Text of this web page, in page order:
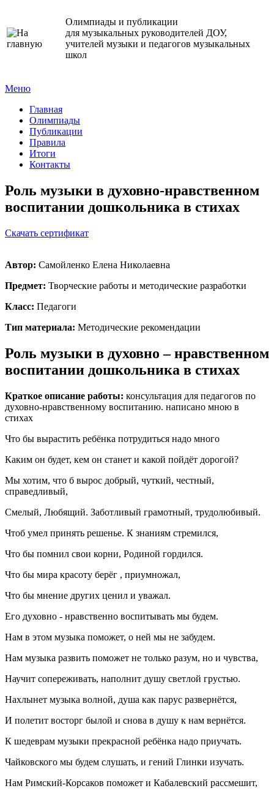
Олимпиады и публикации
для музыкальных руководителей ДОУ,
учителей музыки и педагогов музыкальных
школ
Меню
Главная
Олимпиады
Публикации
Правила
Итоги
Контакты
Роль музыки в духовно-нравственном
воспитании дошкольника в стихах
Cкачать сертификат
Автор: Самойленко Елена Николаевна
Предмет: Творческие работы и методические разработки
Класс: Педагоги
Тип материала: Методические рекомендации
Роль музыки в духовно – нравственном
воспитании дошкольника в стихах
Краткое описание работы: консультация для педагогов по
духовно-нравственному воспитанию. написано мною в
стихах
Что бы вырастить ребёнка потрудиться надо много
Каким он будет, кем он станет и какой пойдёт дорогой?
Мы хотим, что б вырос добрый, чуткий, честный,
справедливый,
Смелый, Любящий. Заботливый грамотный, трудолюбивый.
Чтоб умел принять решенье. К знаниям стремился,
Что бы помнил свои корни, Родиной гордился.
Что бы мира красоту берёг , приумножал,
Что бы мнение других ценил и уважал.
Его духовно - нравственно воспитывать мы будем.
Нам в этом музыка поможет, о ней мы не забудем.
Нам музыка развить поможет не только разум, но и чувства,
Научит сопереживать, наполнит душу светлой грустью.
Нахлынет музыка волной, душа как парус развернётся,
И полетит восторг былой и снова в душу к нам вернётся.
К шедеврам музыки прекрасной ребёнка надо приучать.
Чайковского мы будем слушать, и гений Глинки изучать.
Нам Римский-Корсаков поможет и Кабалевский рассмешит,